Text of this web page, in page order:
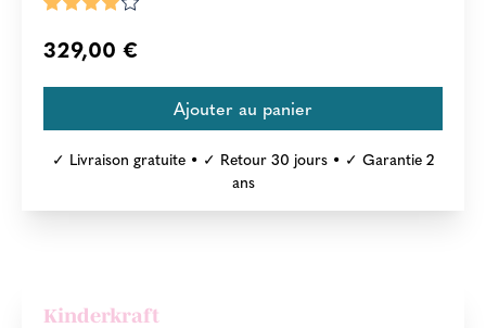
329,00 €
✓ Livraison gratuite • ✓ Retour 30 jours • ✓ Garantie 2
ans
Kinderkraft